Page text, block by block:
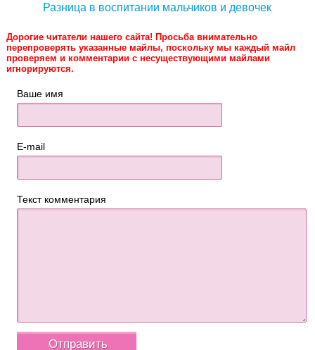
Разница в воспитании мальчиков и девочек
Дорогие читатели нашего сайта! Просьба внимательно
перепроверять указанные майлы, поскольку мы каждый майл
проверяем и комментарии с несуществующими майлами
игнорируются.
Ваше имя
E-mail
Текст комментария